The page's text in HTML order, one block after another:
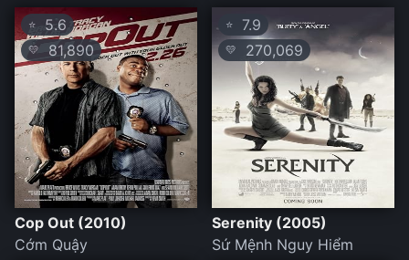
⭐ 5.6
💛 81,890
Cop Out (2010)
Cớm Quậy
⭐ 7.9
💛 270,069
Serenity (2005)
Sứ Mệnh Nguy Hiểm